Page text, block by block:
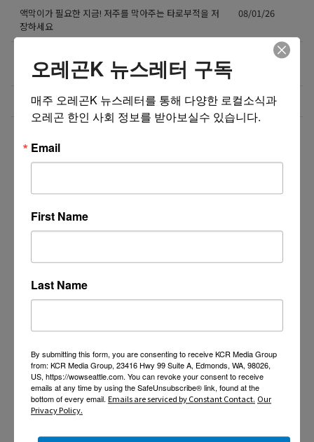
액막이가 필요한 지금! 저주를 막아주는 타로부적을 저
장하세요
08/01/26
[8월 무료] 공대 교수가 설명하는 AP Physics1 물리
온라인 강의
08/01/26
미국 전역 한국식 바닥난방 시공 차콜온돌 08/01/26
오레곤K 뉴스레터 구독
매주 오레곤K 뉴스레터를 통해 다양한 로컬소식과
오레곤 한인 사회 정보를 받아보실수 있습니다.
Email
First Name
Last Name
By submitting this form, you are consenting to receive KCR Media Group
from: KCR Media Group, 23416 Hwy 99 Suite A, Edmonds, WA, 98026,
US, https://wowseattle.com. You can revoke your consent to receive
emails at any time by using the SafeUnsubscribe® link, found at the
bottom of every email. Emails are serviced by Constant Contact. Our
Privacy Policy.